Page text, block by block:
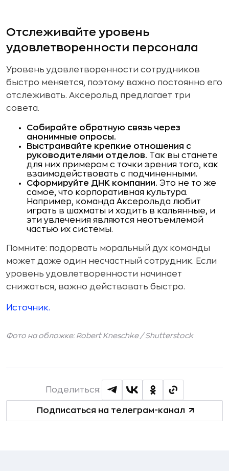
Отслеживайте уровень
удовлетворенности персонала
Уровень удовлетворенности сотрудников
быстро меняется, поэтому важно постоянно его
отслеживать. Аксерольд предлагает три
совета.
Собирайте обратную связь через
анонимные опросы.
Выстраивайте крепкие отношения с
руководителями отделов. Так вы станете
для них примером с точки зрения того, как
взаимодействовать с подчиненными.
Сформируйте ДНК компании. Это не то же
самое, что корпоративная культура.
Например, команда Аксерольда любит
играть в шахматы и ходить в кальянные, и
эти увлечения являются неотъемлемой
частью их системы.
Помните: подорвать моральный дух команды
может даже один несчастный сотрудник. Если
уровень удовлетворенности начинает
снижаться, важно действовать быстро.
Источник.
Фото на обложке: Robert Kneschke /Shutterstock
Подписаться на телеграм-канал
Поделиться: